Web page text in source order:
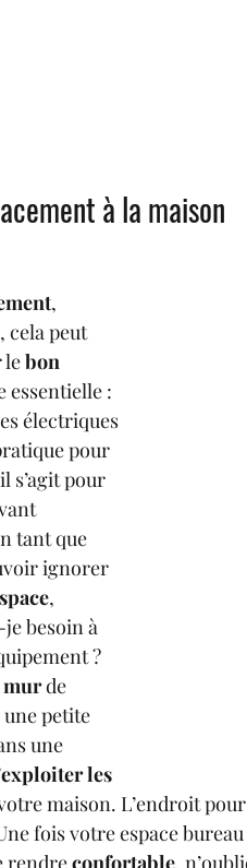
à la maison
,
cela peut
le bon
essentielle :
électriques
pour
s’agit pour
tant que
ignorer
,
je besoin à
?
mur de
une petite
une
exploiter les
maison. L’endroit
fois votre espace
rendre confortable,